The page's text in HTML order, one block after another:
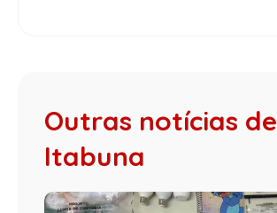
Outras notícias de
Itabuna